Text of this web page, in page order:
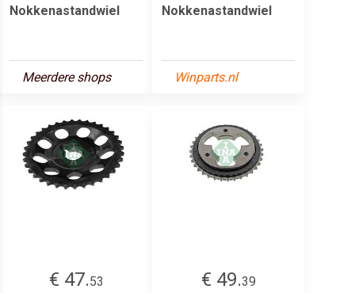
Nokkenastandwiel
Meerdere shops
Nokkenastandwiel
Winparts.nl
€ 47.53
€ 49.39